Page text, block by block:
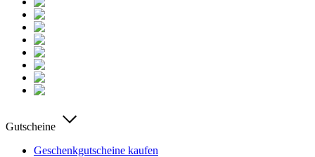
Gutscheine
Geschenkgutscheine kaufen